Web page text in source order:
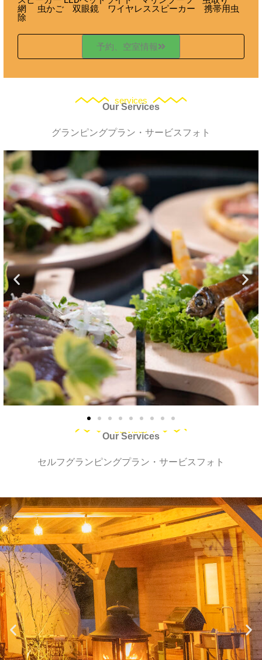
網 虫かご 双眼鏡 ワイヤレススピーカー 携帯用虫
除
予約、空室情報
services
Our Services
グランピングプラン・サービスフォト
services
Our Services
セルフグランピングプラン・サービスフォト